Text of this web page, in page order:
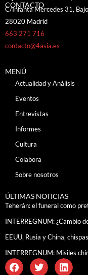
CONTACTO
C/Infanta Mercedes 31,
28020 Madrid
663 271 716
contacto@4asia.es
MENÚ
Actualidad y Análisis
Eventos
Entrevistas
Informes
Cultura
Colabora
Sobre nosotros
ÚLTIMAS NOTICIAS
Teherán: el funeral como
INTERREGNUM: ¿Cambio
EEUU, Rusia y China,
INTERREGNUM: Misiles